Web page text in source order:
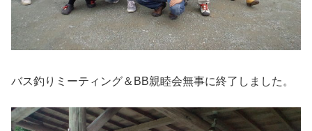
バス釣りミーティング＆BB親睦会無事に終了しました。